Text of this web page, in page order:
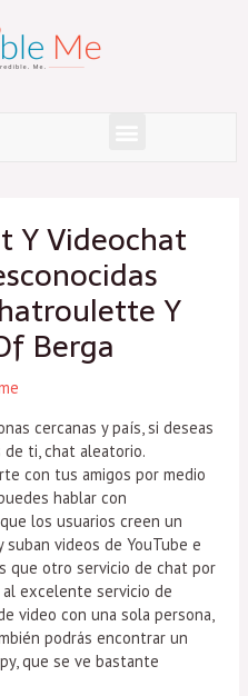
Menu
Y Videochat
Y
Berga
cercanas y país, si deseas
ti, chat aleatorio.
con tus amigos por medio
hablar con
los usuarios creen un
videos de YouTube e
que otro servicio de chat por
al excelente servicio de
video con una sola persona,
podrás encontrar un
que se ve bastante